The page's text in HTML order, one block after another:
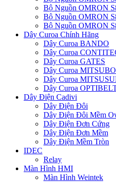
Bộ Nguồn OMRON
Bộ Nguồn OMRON
Bộ Nguồn OMRON
Dây Curoa Chính Hãng
Dây Curoa BANDO
Dây Curoa
Dây Curoa GATES
Dây Curoa
Dây Curoa
Dây Curoa
Dây Điện Cadivi
Dây Điện Đôi
Dây Điện Đôi Mềm
Dây Điện Đơn Cứng
Dây Điện Đơn Mềm
Dây Điện Mềm Tròn
IDEC
Relay
Màn Hình HMI
Màn Hình Weintek